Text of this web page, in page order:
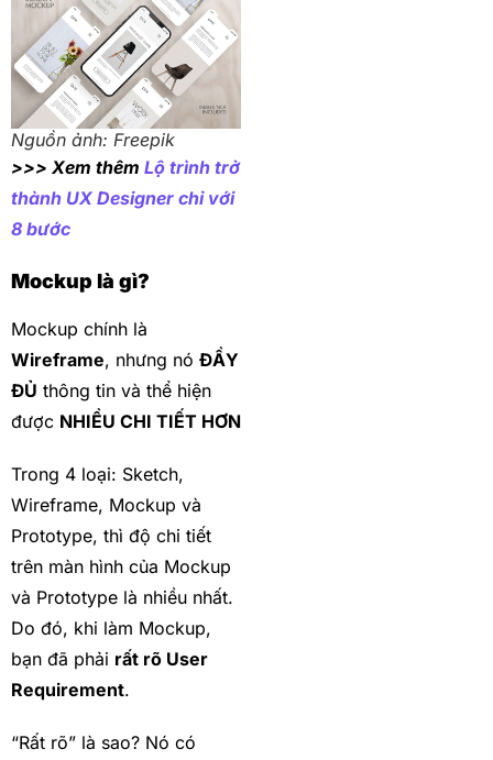
Nguồn ảnh: Freepik
>>> Xem thêm Lộ trình trở
thành UX Designer chỉ với
8 bước
Mockup là gì?
Mockup chính là
Wireframe, nhưng nó ĐẦY
ĐỦ thông tin và thể hiện
được NHIỀU CHI TIẾT HƠN
Trong 4 loại: Sketch,
Wireframe, Mockup và
Prototype, thì độ chi tiết
trên màn hình của Mockup
và Prototype là nhiều nhất.
Do đó, khi làm Mockup,
bạn đã phải rất rõ User
Requirement.
“Rất rõ” là sao? Nó có